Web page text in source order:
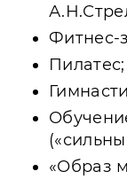
Фитнес-
Пилатес;
«Образ